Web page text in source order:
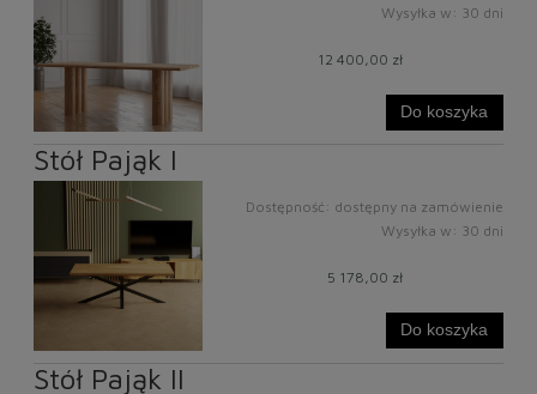
Wysyłka w: 30 dni
12 400,00 zł
Do koszyka
Stół Pająk I
Dostępność: dostępny na zamówienie
Wysyłka w: 30 dni
5 178,00 zł
Do koszyka
Stół Pająk II